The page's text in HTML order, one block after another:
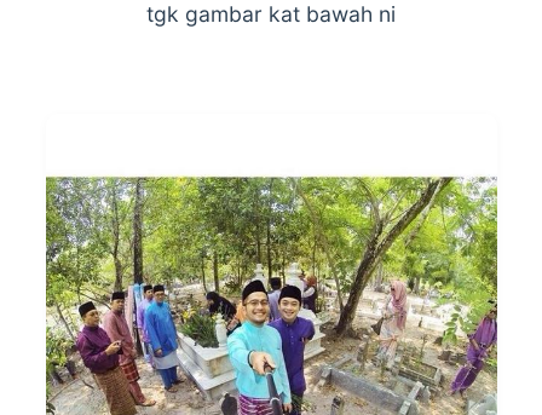
tgk gambar kat bawah ni